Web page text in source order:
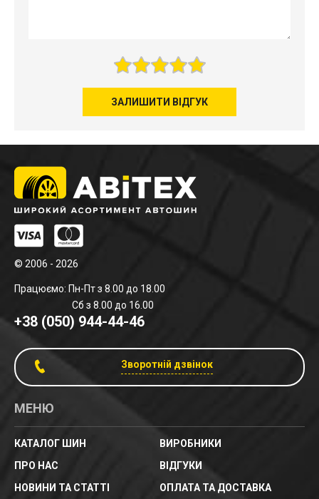
ЗАЛИШИТИ ВІДГУК
© 2006 - 2026
Працюємо: Пн-Пт з 8.00 до 18.00
Сб з 8.00 до 16.00
+38 (050) 944-44-46
Зворотній дзвінок
МЕНЮ
КАТАЛОГ ШИН
ВИРОБНИКИ
ПРО НАС
ВІДГУКИ
НОВИНИ ТА СТАТТІ
ОПЛАТА ТА ДОСТАВКА